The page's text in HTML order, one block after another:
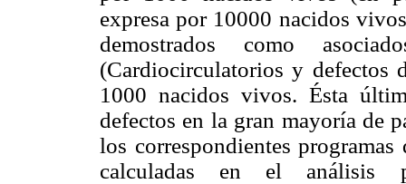
expresa por 10000 nacidos
demostrados como
(Cardiocirculatorios y defectos
1000 nacidos vivos. Ésta
defectos en la gran mayoría de
los correspondientes
calculadas en el análisis